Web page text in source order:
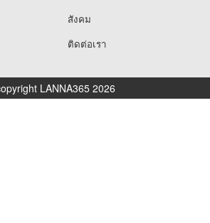
สังคม
ติดต่อเรา
LANNA365 2026